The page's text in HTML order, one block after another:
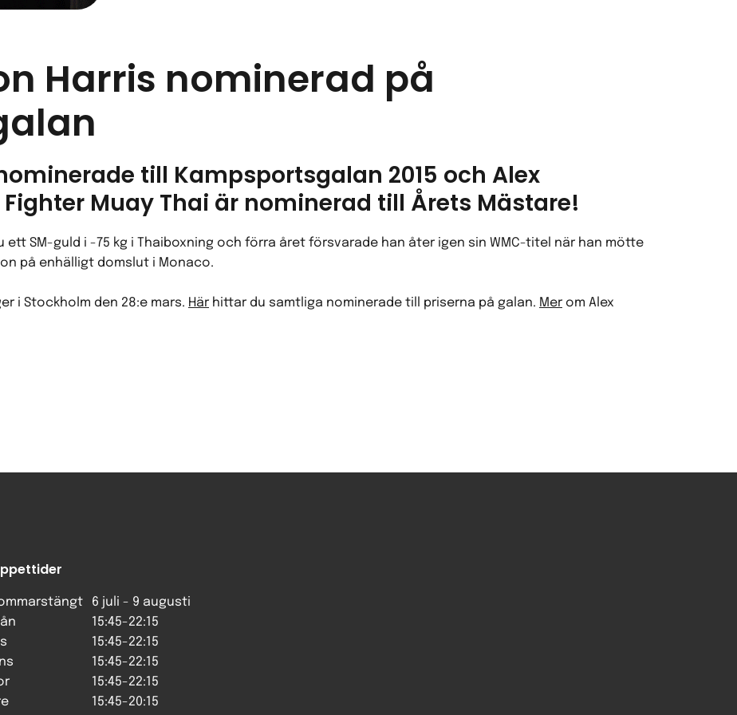
Harris nominerad på
till Kampsportsgalan 2015 och Alex
Muay Thai är nominerad till Årets Mästare!
ett SM-guld i -75 kg i Thaiboxning och förra året försvarade han åter igen sin WMC-titel när han mötte
på enhälligt domslut i Monaco.
i Stockholm den 28:e mars. Här hittar du samtliga nominerade till priserna på galan. Mer om Alex
6 juli - 9 augusti
15:45-22:15
15:45-22:15
15:45-22:15
15:45-22:15
15:45-20:15